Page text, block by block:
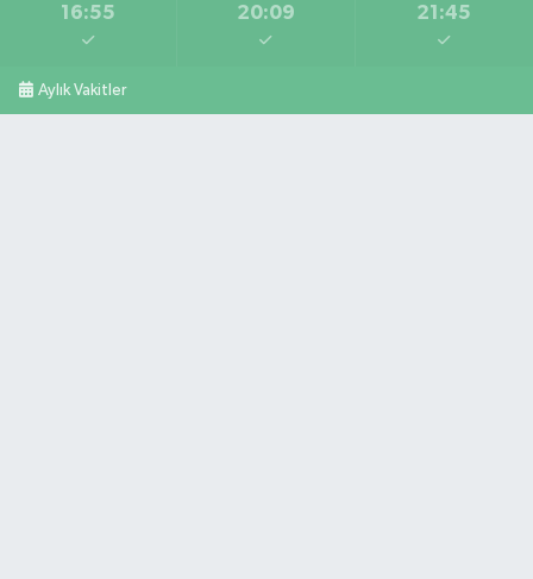
16:55 20:09 21:45
Aylık Vakitler